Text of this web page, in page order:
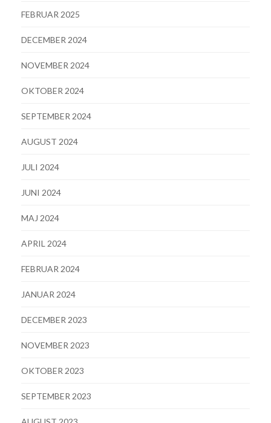
FEBRUAR 2025
DECEMBER 2024
NOVEMBER 2024
OKTOBER 2024
SEPTEMBER 2024
AUGUST 2024
JULI 2024
JUNI 2024
MAJ 2024
APRIL 2024
FEBRUAR 2024
JANUAR 2024
DECEMBER 2023
NOVEMBER 2023
OKTOBER 2023
SEPTEMBER 2023